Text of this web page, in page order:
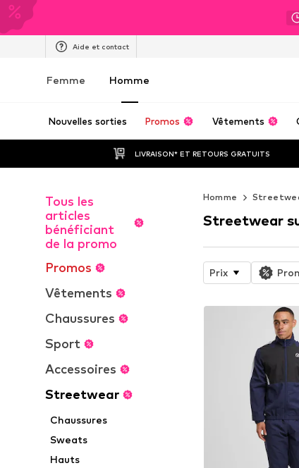
Aide et contact
Femme Homme
Nouvelles sorties Promos Vêtements
LIVRAISON* ET RETOURS GRATUITS
Tous les
articles
bénéficiant
de la promo
Promos
Vêtements
Chaussures
Sport
Accessoires
Streetwear
Chaussures
Sweats
Hauts
Homme
Streetwear
Prix